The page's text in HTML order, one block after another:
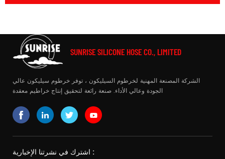
SUNRISE SILICONE HOSE CO., LIMITED
الشركة المصنعة المهنية لخرطوم السيليكون ، توفر خرطوم سيليكون عالي
الجودة وعالي الأداء. صنعة رائعة لتحقيق إنتاج خراطيم معقدة
اشترك في نشرتنا الإخبارية :